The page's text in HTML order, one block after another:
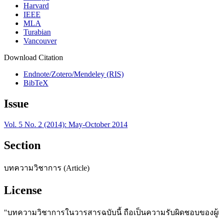
Harvard
IEEE
MLA
Turabian
Vancouver
Download Citation
Endnote/Zotero/Mendeley (RIS)
BibTeX
Issue
Vol. 5 No. 2 (2014): May-October 2014
Section
บทความวิชาการ (Article)
License
"บทความวิชาการในวารสารฉบับนี้ ถือเป็นความรับผิดชอบของผู้